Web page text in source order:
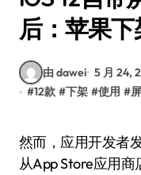
后：苹果下
由 dawei 5 月 24,
#12款 #下架 #使用 #
然而，应用开发者发现，自去年12月开始，苹果逐步
从App Store应用